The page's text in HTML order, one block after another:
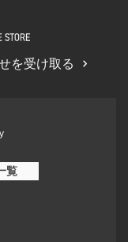
を受け取る
覧